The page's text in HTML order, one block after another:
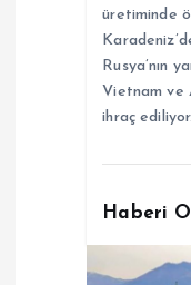
üretiminde
Rusya’nın
Vietnam ve
ihraç
Haberi